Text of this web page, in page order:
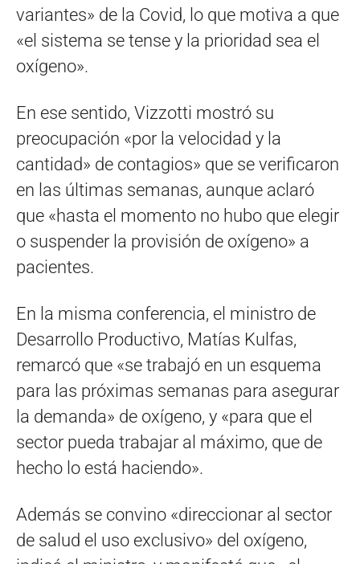
variantes» de la Covid, lo que motiva a que
«el sistema se tense y la prioridad sea el
oxígeno».
En ese sentido, Vizzotti mostró su
preocupación «por la velocidad y la
cantidad» de contagios» que se verificaron
en las últimas semanas, aunque aclaró
que «hasta el momento no hubo que elegir
o suspender la provisión de oxígeno» a
pacientes.
En la misma conferencia, el ministro de
Desarrollo Productivo, Matías Kulfas,
remarcó que «se trabajó en un esquema
para las próximas semanas para asegurar
la demanda» de oxígeno, y «para que el
sector pueda trabajar al máximo, que de
hecho lo está haciendo».
Además se convino «direccionar al sector
de salud el uso exclusivo» del oxígeno,